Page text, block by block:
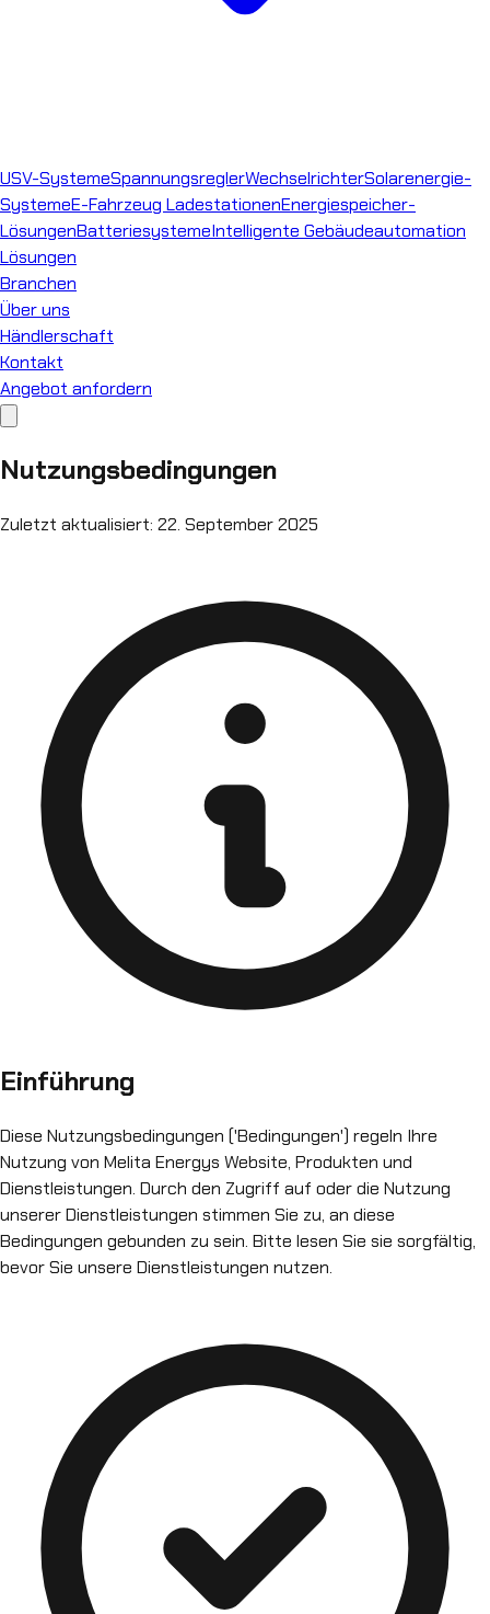
USV-SystemeSpannungsreglerWechselrichterSolarenergie-
SystemeE-Fahrzeug LadestationenEnergiespeicher-
LösungenBatteriesystemeIntelligente Gebäudeautomation
Lösungen
Branchen
Über uns
Händlerschaft
Kontakt
Angebot anfordern
Nutzungsbedingungen
Zuletzt aktualisiert: 22. September 2025
Einführung
Diese Nutzungsbedingungen ('Bedingungen') regeln Ihre
Nutzung von Melita Energys Website, Produkten und
Dienstleistungen. Durch den Zugriff auf oder die Nutzung
unserer Dienstleistungen stimmen Sie zu, an diese
Bedingungen gebunden zu sein. Bitte lesen Sie sie sorgfältig,
bevor Sie unsere Dienstleistungen nutzen.